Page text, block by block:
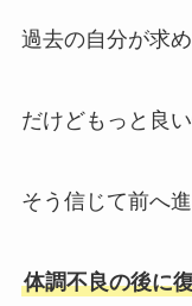
過去の自分が求
だけどもっと良
そう信じて前へ
体調不良の後に